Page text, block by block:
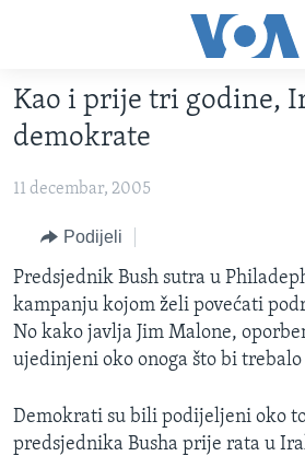
glavni
sadržaj
na
navigaciju
Idi
na
pretragu
TV PROGRAM
FOTOGRAFIJE DANA
VIJESTI
SJEDINJENE AMERIČKE DRŽAVE
BOSNA I HERCEGOVINA
SVIJET
NAUKA I TEHNOLOGIJA
SPECIJALNI PROJEKTI
KORUPCIJA
ŽENSKA STRANA
Kao i prije tri godine,
demokrate
11 decembar, 2005
Podijeli
Predsjednik Bush sutra u
kampanju kojom želi povećati
No kako javlja Jim Malone,
ujedinjeni oko onoga što bi
Demokrati su bili podijeljeni oko
predsjednika Busha prije rata u